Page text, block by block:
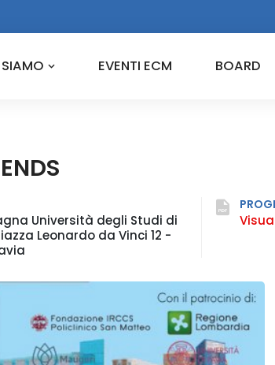
EVENTI ECM BOARD
Università degli Studi di
Leonardo da Vinci 12 -